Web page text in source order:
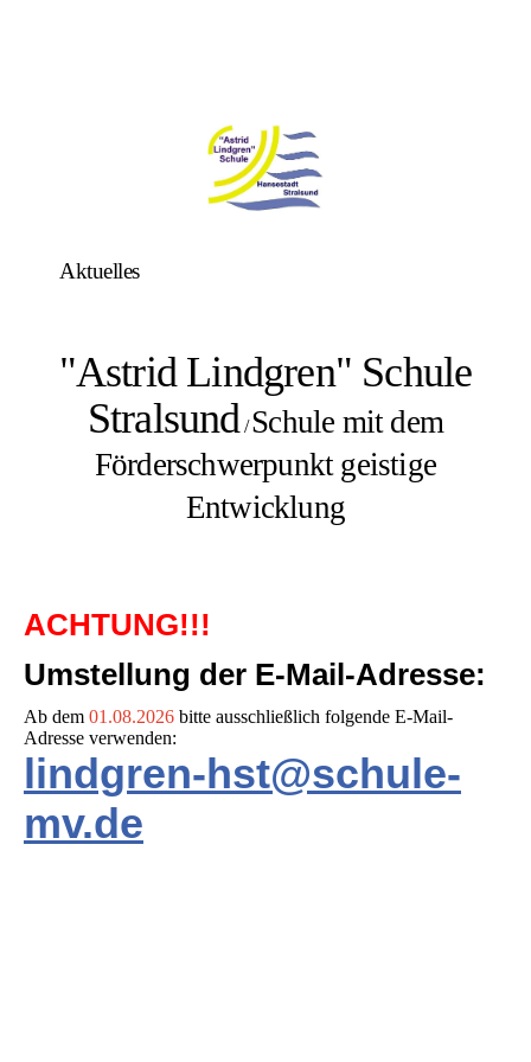
Aktuelles
"Astrid Lindgren" Schule
Stralsund/Schule mit dem
Förderschwerpunkt geistige
Entwicklung
ACHTUNG!!!
Umstellung der E-Mail-Adresse:
Ab dem 01.08.2026 bitte ausschließlich folgende E-Mail-
Adresse verwenden:
lindgren-hst@schule-
mv.de